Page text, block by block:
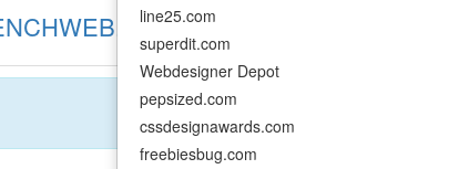
line25.com
superdit.com
Webdesigner Depot
pepsized.com
cssdesignawards.com
freebiesbug.com
.